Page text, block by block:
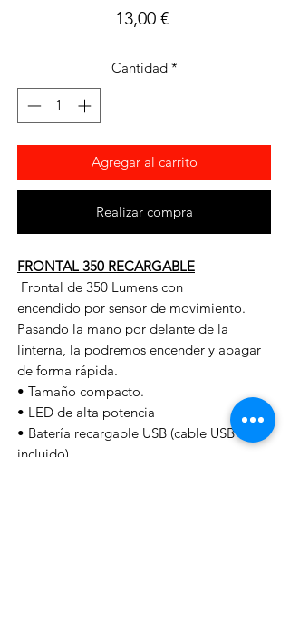
13,00 €Precio
Cantidad *
Agregar al carrito
Realizar compra
FRONTAL 350 RECARGABLE
Frontal de 350 Lumens con
encendido por sensor de movimiento.
Pasando la mano por delante de la
linterna, la podremos encender y apagar
de forma rápida.
• Tamaño compacto.
• LED de alta potencia
• Batería recargable USB (cable USB
incluido).